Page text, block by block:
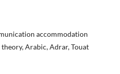
accommodation
Arabic, Adrar, Touat